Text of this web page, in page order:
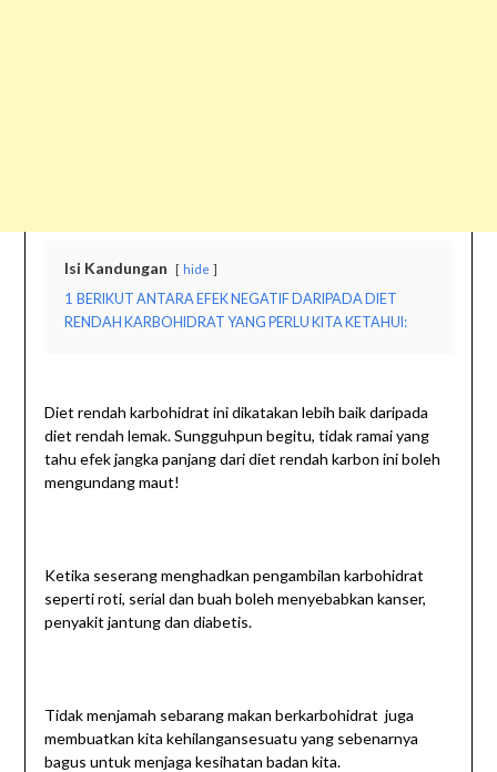
Isi Kandungan hide
1 BERIKUT ANTARA EFEK NEGATIF DARIPADA DIET
RENDAH KARBOHIDRAT YANG PERLU KITA KETAHUI:
Diet rendah karbohidrat ini dikatakan lebih baik daripada
diet rendah lemak. Sungguhpun begitu, tidak ramai yang
tahu efek jangka panjang dari diet rendah karbon ini boleh
mengundang maut!
Ketika seserang menghadkan pengambilan karbohidrat
seperti roti, serial dan buah boleh menyebabkan kanser,
penyakit jantung dan diabetis.
Tidak menjamah sebarang makan berkarbohidrat juga
membuatkan kita kehilangansesuatu yang sebenarnya
bagus untuk menjaga kesihatan badan kita.